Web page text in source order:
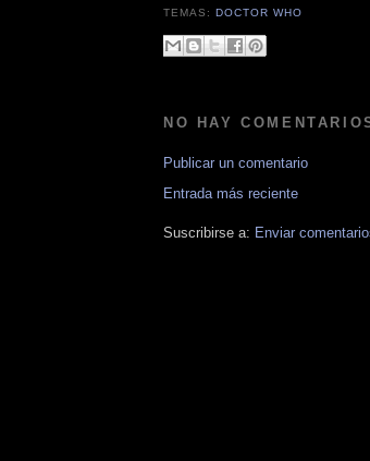
TEMAS:DOCTOR WHO
NO HAY
Publicar un comentario
Entrada más reciente
Suscribirse a: Enviar